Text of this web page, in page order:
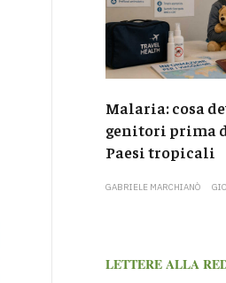
Malaria: cosa
genitori prima
Paesi tropicali
GABRIELE MARCHIANÒ
LETTERE ALLA